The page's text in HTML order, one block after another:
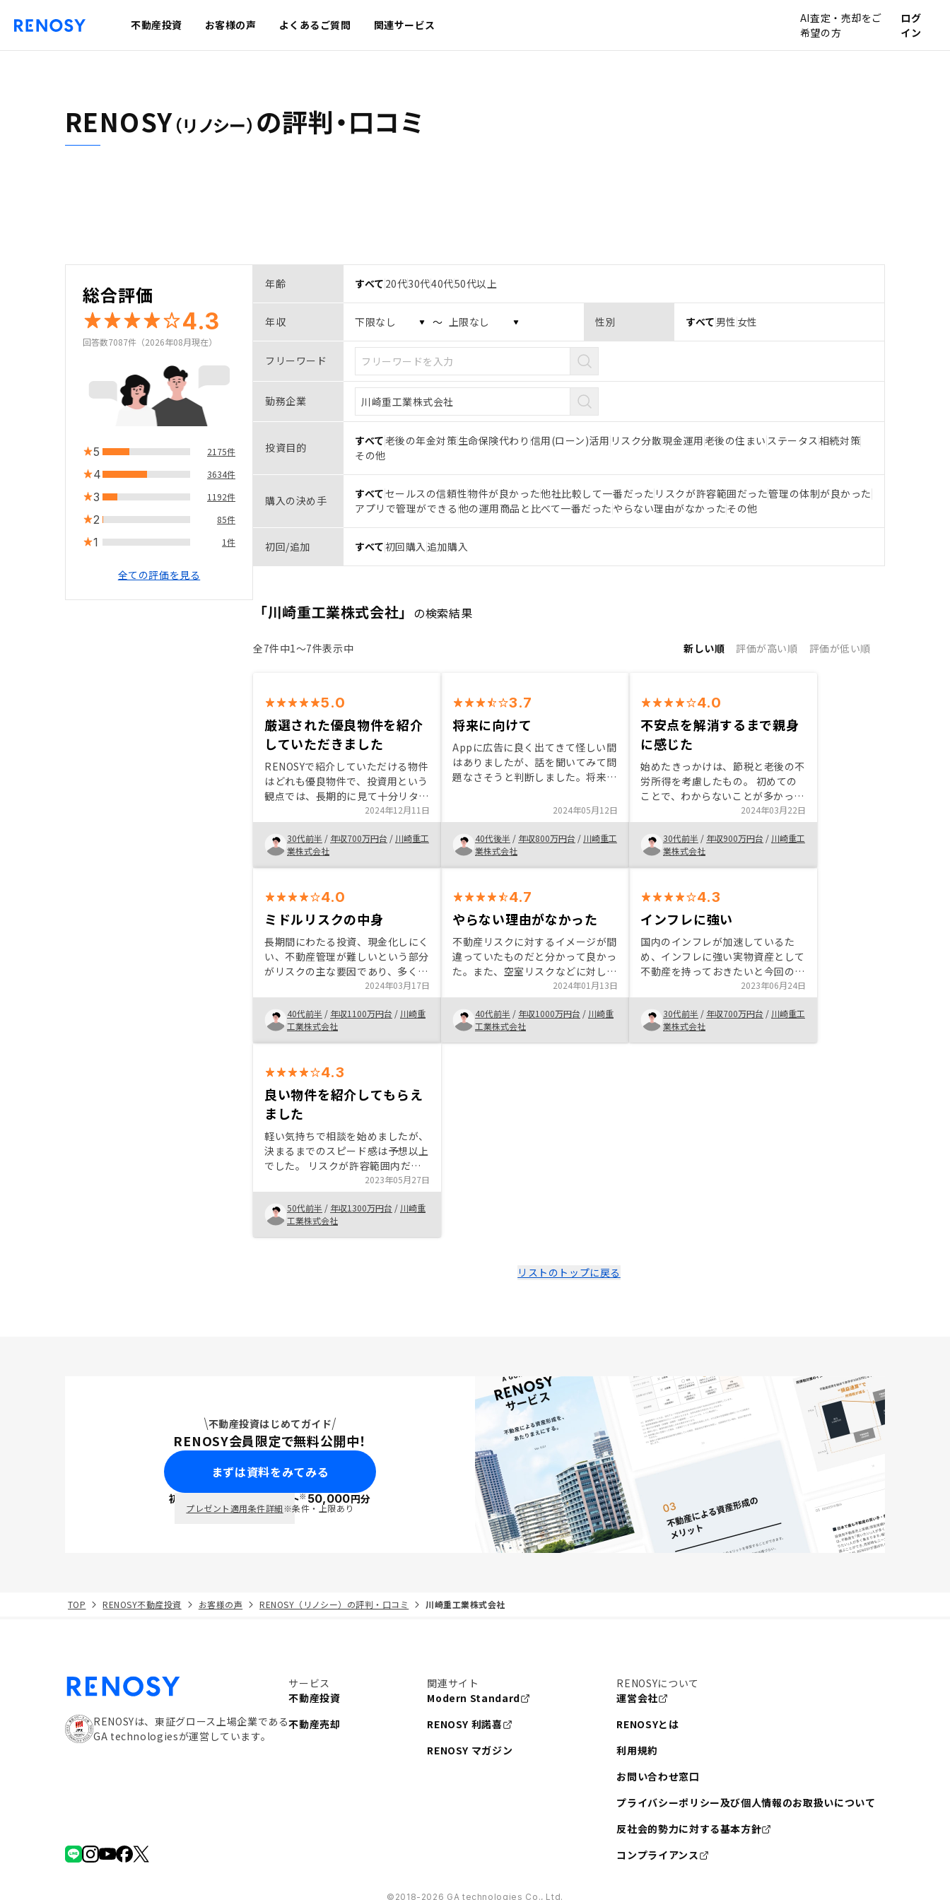
不動産投資 お客様の声 よくあるご質問 関連サービス
AI査定・売却をご
希望の方
ログ
イン
RENOSY（リノシー） の評判・口コミ
総合評価
4.3
回答数7087件（2026年08月現在）
5 2175件
4 3634件
3 1192件
2 85件
1 1件
全ての評価を見る
年齢 すべて 20代30代40代50代以上
年収 〜 性別 すべて 男性 女性
フリーワード
勤務企業
投資目的 すべて老後の年金対策生命保険代わり 信用(ローン)活用 リスク分散現金運用老後の住まい ステータス相続対策
その他
購入の決め手 すべてセールスの信頼性物件が良かった他社比較して一番だった リスクが許容範囲だった管理の体制が良かった
アプリで管理ができる 他の運用商品と比べて一番だった やらない理由がなかったその他
初回/追加 すべて初回購入 追加購入
「川崎重工業株式会社」 の検索結果
全7件中1〜7件表示中 新しい順 評価が高い順 評価が低い順
5.0
厳選された優良物件を紹介
していただきました
RENOSYで紹介していただける物件
はどれも優良物件で、投資用という
観点では、長期的に見て十分リター
ンのあるものばかりという印象で
す。 購入後のサポートも手厚く、
不安なことがあればどんなことでも
相談に乗ってくれて助かっていま
す。
2024年12月11日
30代前半 / 年収700万円台 / 川崎重工
業株式会社
3.7
将来に向けて
Appに広告に良く出てきて怪しい間
はありましたが、話を聞いてみて問
題なさそうと判断しました。将来的
ったかは未来の私しか分かりません
が、投資の選択肢の一つと思いま
す。もう少し早くやってもよかった
なと思っています
2024年05月12日
40代後半 / 年収800万円台 / 川崎重工
業株式会社
4.0
不安点を解消するまで親身
に感じた
始めたきっかけは、節税と老後の不
労所得を考慮したもの。 初めての
ことで、わからないことが多かった
が解説してもらえた。 自ら調べた
ことに対して、回答ももらえたので
一定の評価をしている。 購入者が
可能な範囲で考えてくれるのは当た
り前だが、当たり前の様にしてもら
2024年03月22日
30代前半 / 年収900万円台 / 川崎重工
業株式会社
4.0
ミドルリスクの中身
長期間にわたる投資、現金化しにく
い、不動産管理が難しいという部分
がリスクの主な要因であり、多くの
部分をRENOSYが消してくれると感
じ、不動産投資をはじめるきっかけ
となった。節税対策としても効果が
大きいと感じており、ふるさと納税
以外でも節税ができるのはありがた
まず、息の長い会社を目指すことが
顧客満足度向上につながり、持続的
な発展につながると思います。
2024年03月17日
40代前半 / 年収1100万円台 / 川崎重
工業株式会社
4.7
やらない理由がなかった
不動産リスクに対するイメージが間
違っていたものだと分かって良かっ
た。また、空室リスクなどに対して
リノシーが対応してくれるプランな
どを選択できるところも良かった。
ある程度任せた運用が出来るところ
に魅力を感じた。 企業価値を上げ
ることが不動産投資へのハードルを
2024年01月13日
40代前半 / 年収1000万円台 / 川崎重
工業株式会社
4.3
インフレに強い
国内のインフレが加速しているた
め、インフレに強い実物資産として
不動産を持っておきたいと今回の契
約を決めました。生命保険代わりと
しても考えており、変額保険と比較
しても不動産のほうが利益がでる可
能性が高いと判断しました。
RENOSYで紹介いただける物件は資
2023年06月24日
30代前半 / 年収700万円台 / 川崎重工
業株式会社
4.3
良い物件を紹介してもらえ
ました
軽い気持ちで相談を始めましたが、
決まるまでのスピード感は予想以上
でした。 リスクが許容範囲内だっ
たのと良い物件を提案して頂けたこ
とが契約の決めてです。 正直なと
ころ、不安が無いわけではないです
が、期待値の方が上回っていると判
断しました。 手続き関係の説明は
2023年05月27日
50代前半 / 年収1300万円台 / 川崎重
工業株式会社
リストのトップに戻る
不動産投資はじめてガイド
RENOSY会員限定で無料公開中！
まずは資料をみてみる
初回面談で ポイント※50,000円分
プレゼント適用条件詳細※条件・上限あり
TOP RENOSY不動産投資 お客様の声 RENOSY（リノシー）の評判・口コミ 川崎重工業株式会社
RENOSYは、東証グロース上場企業である
GA technologiesが運営しています。
サービス
不動産投資
不動産売却
関連サイト
Modern Standard
RENOSY 利諾喜
RENOSY マガジン
RENOSYについて
運営会社
RENOSYとは
利用規約
お問い合わせ窓口
プライバシーポリシー及び個人情報のお取扱いについて
反社会的勢力に対する基本方針
コンプライアンス
©︎2018-2026 GA technologies Co., Ltd.